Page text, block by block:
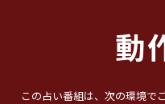
動
この占い番組は、次の環境で